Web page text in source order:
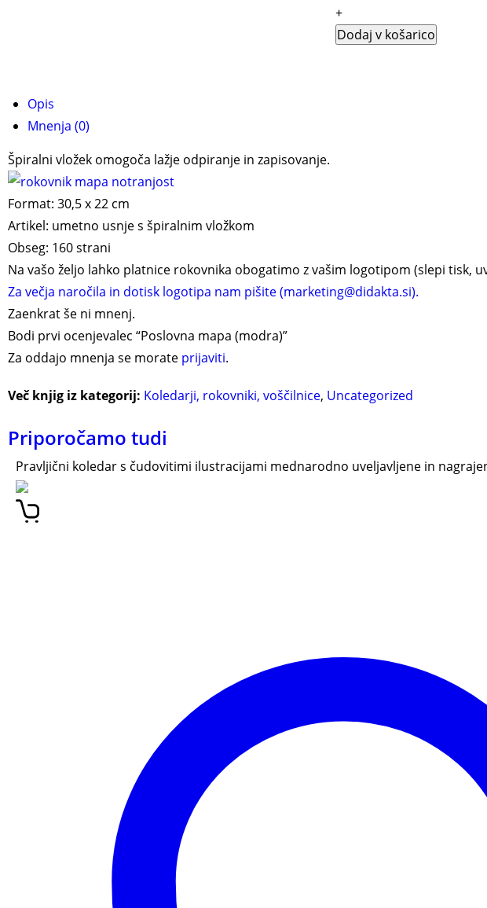
+
Dodaj v košarico
Opis
Mnenja (0)
Špiralni vložek omogoča lažje odpiranje in zapisovanje.
Format: 30,5 x 22 cm
Artikel: umetno usnje s špiralnim vložkom
Obseg: 160 strani
Na vašo željo lahko platnice rokovnika obogatimo z vašim logotipom (slepi tisk,
Za večja naročila in dotisk logotipa nam pišite (marketing@didakta.si).
Zaenkrat še ni mnenj.
Bodi prvi ocenjevalec “Poslovna mapa (modra)”
Za oddajo mnenja se morate prijaviti.
Več knjig iz kategorij: Koledarji, rokovniki, voščilnice, Uncategorized
Priporočamo tudi
Pravljični koledar s čudovitimi ilustracijami mednarodno uveljavljene in